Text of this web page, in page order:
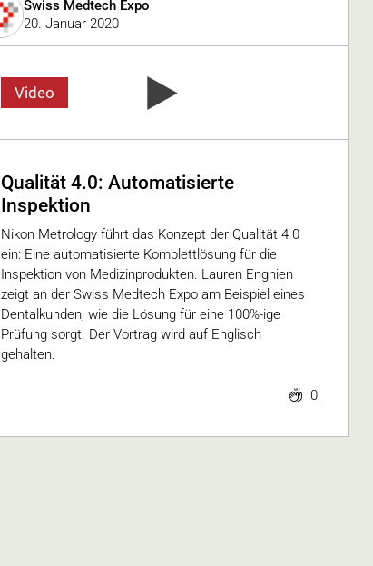
Swiss Medtech Expo
20. Januar 2020
Video
Qualität 4.0: Automatisierte
Inspektion
Nikon Metrology führt das Konzept der Qualität 4.0
ein: Eine automatisierte Komplettlösung für die
Inspektion von Medizinprodukten. Lauren Enghien
zeigt an der Swiss Medtech Expo am Beispiel eines
Dentalkunden, wie die Lösung für eine 100%-ige
Prüfung sorgt. Der Vortrag wird auf Englisch
gehalten.
0